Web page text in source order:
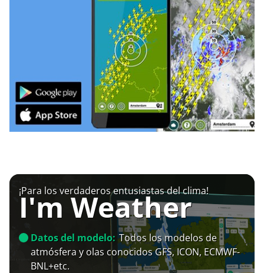
¡Para los verdaderos entusiastas del clima!
I'm Weather
Datos del modelo: Todos los modelos de
atmósfera y olas conocidos GFS, ICON, ECMWF-
BNL+etc.